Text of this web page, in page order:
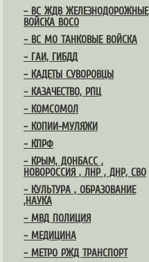
– ВС ЖДВ ЖЕЛЕЗНОДОРОЖНЫЕ
ВОЙСКА ВОСО
– ВС МО ТАНКОВЫЕ ВОЙСКА
– ГАИ, ГИБДД
– КАДЕТЫ СУВОРОВЦЫ
– КАЗАЧЕСТВО, РПЦ
– КОМСОМОЛ
– КОПИИ-МУЛЯЖИ
– КПРФ
– КРЫМ, ДОНБАСС ,
НОВОРОССИЯ , ЛНР , ДНР, СВО
– КУЛЬТУРА , ОБРАЗОВАНИЕ
,НАУКА
– МВД ПОЛИЦИЯ
– МЕДИЦИНА
– МЕТРО РЖД ТРАНСПОРТ